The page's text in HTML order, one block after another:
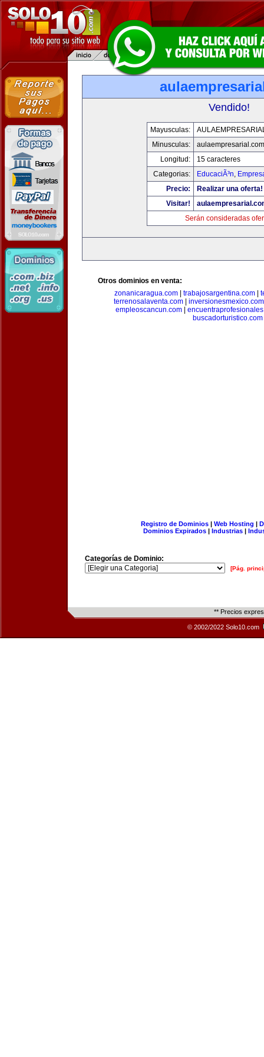
Vendido!
Mayusculas:
Minusculas:
aulaempresarial.com
Longitud:
15 caracteres
Categorias:
EducaciÃ³n,
Precio:
Realizar una oferta!
Visitar!
Serán consideradas
Otros dominios en venta:
zonanicaragua.com
trabajosargentina.com
terrenosalaventa.com| inversionesmexico.com
empleoscancun.com
buscadorturistico.com
Registro de Dominios| Web Hosting |
Dominios Expirados | Industrias |
Categorías de Dominio:
[Pág.
** Precios
© 2002/2022 Solo10.com